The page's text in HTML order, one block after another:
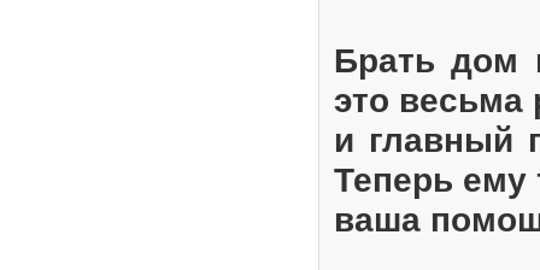
Брать дом
это весьма
и главный
Теперь ему
ваша